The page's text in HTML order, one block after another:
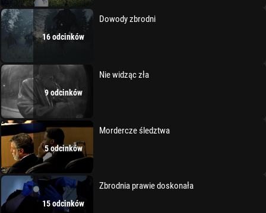
16 odcinków
Dowody zbrodni
9 odcinków
Nie widząc zła
5 odcinków
Mordercze śledztwa
15 odcinków
Zbrodnia prawie doskonała